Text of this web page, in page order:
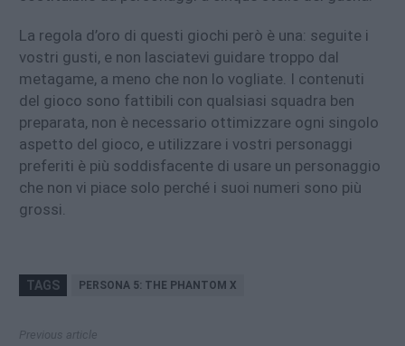
La regola d’oro di questi giochi però è una: seguite i
vostri gusti, e non lasciatevi guidare troppo dal
metagame, a meno che non lo vogliate. I contenuti
del gioco sono fattibili con qualsiasi squadra ben
preparata, non è necessario ottimizzare ogni singolo
aspetto del gioco, e utilizzare i vostri personaggi
preferiti è più soddisfacente di usare un personaggio
che non vi piace solo perché i suoi numeri sono più
grossi.
TAGS PERSONA 5: THE PHANTOM X
Previous article